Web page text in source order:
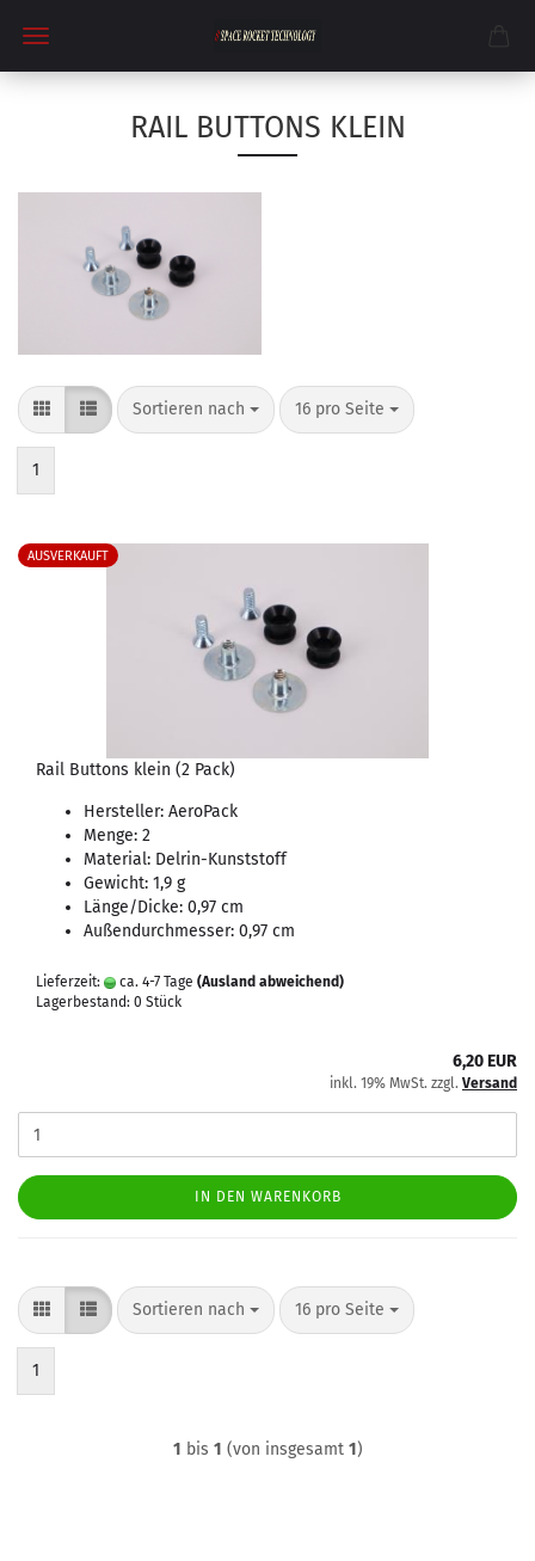
RAIL BUTTONS KLEIN
Sortieren nach
Sortieren nach 16 pro Seite
pro Seite
1
AUSVERKAUFT
Rail Buttons klein (2 Pack)
Hersteller: AeroPack
Menge: 2
Material: Delrin-Kunststoff
Gewicht: 1,9 g
Länge/Dicke: 0,97 cm
Außendurchmesser: 0,97 cm
Lieferzeit: ca. 4-7 Tage (Ausland abweichend)
Lagerbestand: 0 Stück
6,20 EUR
inkl. 19% MwSt. zzgl. Versand
IN DEN WARENKORB
Sortieren nach
Sortieren nach 16 pro Seite
pro Seite
1
1 bis 1 (von insgesamt 1)